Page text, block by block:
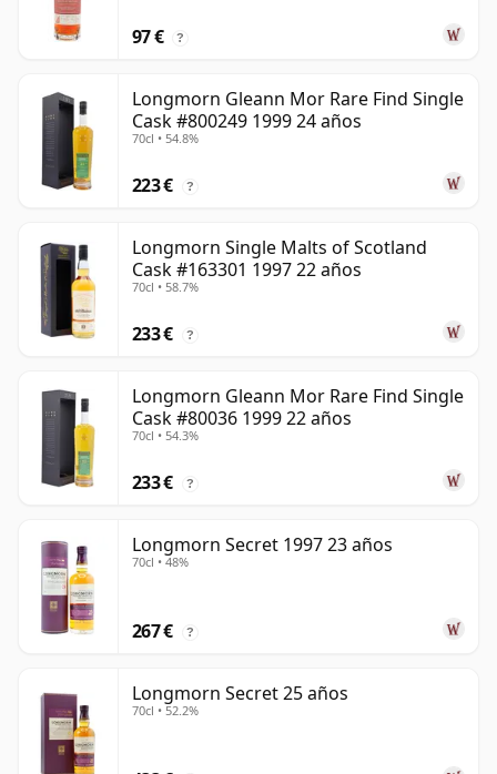
97 € ?
Longmorn Gleann Mor Rare Find Single
Cask #800249 1999 24 años
70cl • 54.8%
223 € ?
Longmorn Single Malts of Scotland
Cask #163301 1997 22 años
70cl • 58.7%
233 € ?
Longmorn Gleann Mor Rare Find Single
Cask #80036 1999 22 años
70cl • 54.3%
233 € ?
Longmorn Secret 1997 23 años
70cl • 48%
267 € ?
Longmorn Secret 25 años
70cl • 52.2%